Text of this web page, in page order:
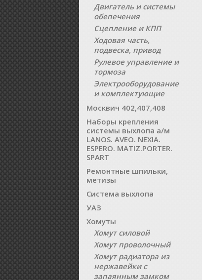
Двигатель и системы
обепечения
Сцепление и КПП
Ходовая часть,
подвеска, привод
Рулевое управление и
тормоза
Электрооборудование
и комплектующие
Москвич 402,407,408
Наборы крепления
системы выхлопа а/м
LANOS. AVEO. NEXIA.
ESPERO. MATIZ.PORTER.
SPART
Ремонтные шпильки,
метизы
Система выхлопа
УАЗ
Хомуты
Хомут силовой
Хомут проволочный
Хомут радиатора из
нержавейки с
запаянным замком